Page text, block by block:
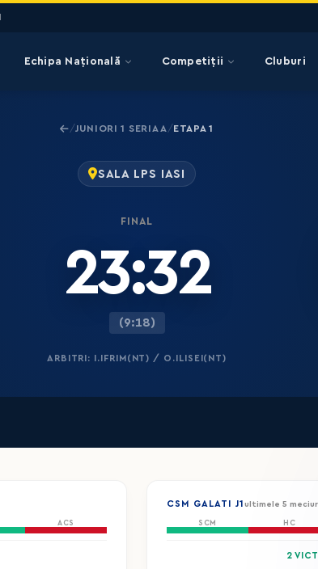
Echipa Națională Competiții Cluburi
/JUNIORI 1 SERIA A /ETAPA 1
SALA LPS IASI
FINAL
23:32
(9:18)
ARBITRI: I.IFRIM(NT) / O.ILISEI(NT)
ACS
CSM GALATI J1 ultimele 5
SCM HC
2